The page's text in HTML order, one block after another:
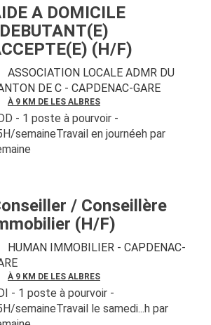
A DOMICILE
_DEBUTANT(E)
(H/F)
ASSOCIATION LOCALE ADMR DU
DE C - CAPDENAC-GARE
À 9 KM DE LES ALBRES
- 1 poste à pourvoir -
semaineTravail en journéeh par
/ Conseillère
(H/F)
HUMAN IMMOBILIER - CAPDENAC-
À 9 KM DE LES ALBRES
- 1 poste à pourvoir -
semaineTravail le samedi...h par